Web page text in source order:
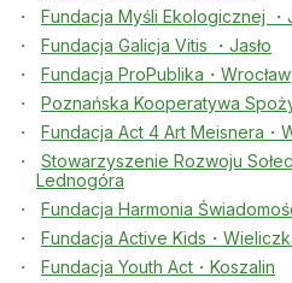
Fundacja Myśli Ekologicznej
Fundacja Galicja Vitis ・Jasło
Fundacja ProPublika・Wrocław
Poznańska Kooperatywa
Fundacja Act 4 Art Meisnera・
Stowarzyszenie Rozwoju
Lednogóra
Fundacja Harmonia
Fundacja Active Kids・
Fundacja Youth Act・Koszalin